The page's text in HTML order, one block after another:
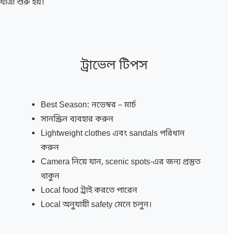
যাত্রা শুরু হয়।
ট্রাভেল টিপস
Best Season: নভেম্বর – মার্চ
সানস্ক্রিন ব্যবহার করুন
Lightweight clothes এবং sandals পরিধান
করুন
Camera নিয়ে যান, scenic spots-এর জন্য প্রস্তুত
থাকুন
Local food ট্রাই করতে পারেন
Local অনুযায়ী safety মেনে চলুন।